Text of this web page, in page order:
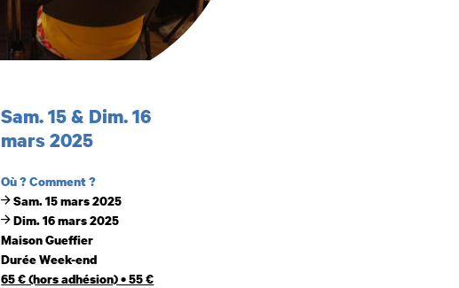
Dates et horaires
Sam. 15 & Dim. 16
mars 2025
Où ? Comment ?
Sam. 15 mars 2025
Dim. 16 mars 2025
Maison Gueffier
Durée Week-end
65 € (hors adhésion) • 55 €